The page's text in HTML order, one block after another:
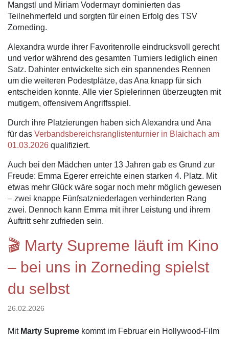
Mangstl und Miriam Vodermayr dominierten das
Teilnehmerfeld und sorgten für einen Erfolg des TSV
Zorneding.
Alexandra wurde ihrer Favoritenrolle eindrucksvoll gerecht
und verlor während des gesamten Turniers lediglich einen
Satz. Dahinter entwickelte sich ein spannendes Rennen
um die weiteren Podestplätze, das Ana knapp für sich
entscheiden konnte. Alle vier Spielerinnen überzeugten mit
mutigem, offensivem Angriffsspiel.
Durch ihre Platzierungen haben sich Alexandra und Ana
für das Verbandsbereichsranglistenturnier in Blaichach am
01.03.2026 qualifiziert.
Auch bei den Mädchen unter 13 Jahren gab es Grund zur
Freude: Emma Egerer erreichte einen starken 4. Platz. Mit
etwas mehr Glück wäre sogar noch mehr möglich gewesen
– zwei knappe Fünfsatzniederlagen verhinderten Rang
zwei. Dennoch kann Emma mit ihrer Leistung und ihrem
Auftritt sehr zufrieden sein.
🎬 Marty Supreme läuft im Kino
– bei uns in Zorneding spielst
du selbst
26.02.2026
Mit Marty Supreme kommt im Februar ein Hollywood-Film